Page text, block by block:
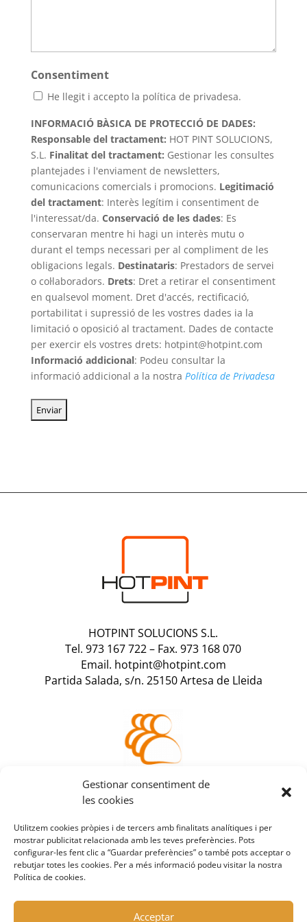
Gestionar consentiment de
les cookies
Utilitzem cookies pròpies i de tercers amb finalitats analítiques i per
mostrar publicitat relacionada amb les teves preferències. Pots
configurar-les fent clic a “Guardar preferències” o també pots acceptar o
rebutjar totes les cookies. Per a més informació podeu visitar la nostra
Política de cookies.
Acceptar
Consentiment
He llegit i accepto la política de privadesa.
INFORMACIÓ BÀSICA DE PROTECCIÓ DE DADES:
Responsable del tractament: HOT PINT SOLUCIONS,
S.L. Finalitat del tractament: Gestionar les consultes
plantejades i l'enviament de newsletters,
comunicacions comercials i promocions. Legitimació
del tractament: Interès legítim i consentiment de
l'interessat/da. Conservació de les dades: Es
conservaran mentre hi hagi un interès mutu o
durant el temps necessari per al compliment de les
obligacions legals. Destinataris: Prestadors de servei
o col·laboradors. Drets: Dret a retirar el consentiment
en qualsevol moment. Dret d'accés, rectificació,
portabilitat i supressió de les vostres dades ia la
limitació o oposició al tractament. Dades de contacte
per exercir els vostres drets: hotpint@hotpint.com
Informació addicional: Podeu consultar la
informació addicional a la nostra Política de Privadesa
HOTPINT SOLUCIONS S.L.
Tel. 973 167 722– Fax. 973 168 070
Email. hotpint@hotpint.com
Partida Salada, s/n. 25150 Artesa de Lleida
Accedeix a la teva
àrea de client